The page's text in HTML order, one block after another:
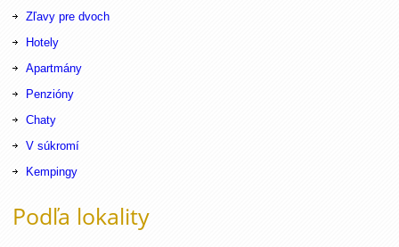
Zľavy pre dvoch
Hotely
Apartmány
Penzióny
Chaty
V súkromí
Kempingy
Podľa lokality